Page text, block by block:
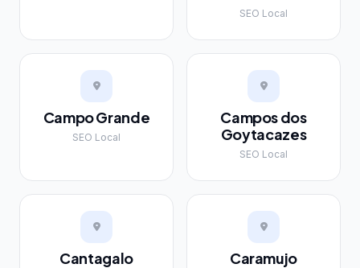
SEO Local
Campo Grande
SEO Local
Campos dos
Goytacazes
SEO Local
Cantagalo Caramujo